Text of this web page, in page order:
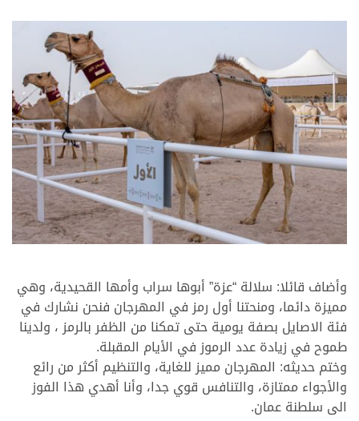
وأضاف قائلا: سلالة “عزة” أبوها سراب وأمها القحيدية، وهي
مميزة دائما، ومنحتنا أول رمز في المهرجان فنحن نشارك في
فئة الاصايل بصفة يومية حتى تمكنا من الظفر بالرمز ، ولدينا
طموح في زيادة عدد الرموز في الأيام المقبلة.
وختم حديثه: المهرجان مميز للغاية، والتنظيم أكثر من رائع
والأجواء ممتازة، والتنافس قوي جدا، وأنا أهدي هذا الفوز
الى سلطنة عمان.